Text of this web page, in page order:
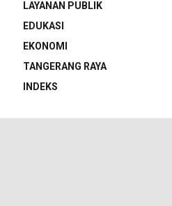
LAYANAN PUBLIK
EDUKASI
EKONOMI
TANGERANG RAYA
INDEKS